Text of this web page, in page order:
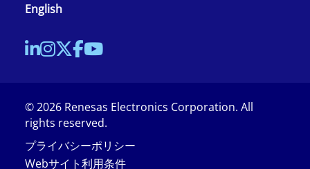
English
©2026 Renesas Electronics Corporation. All
rights reserved.
プライバシーポリシー
Webサイト利用条件